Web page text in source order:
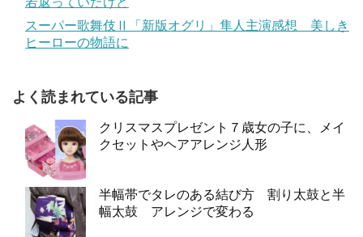
スーパー歌舞伎Ⅱ「新版オグリ」隼人主演感想 美しき
ヒーローの物語に
よく読まれている記事
クリスマスプレゼント７歳女の子に、メイ
クセットやヘアアレンジ人形
半幅帯でタレのある結び方 割り太鼓と半
幅太鼓 アレンジで変わる